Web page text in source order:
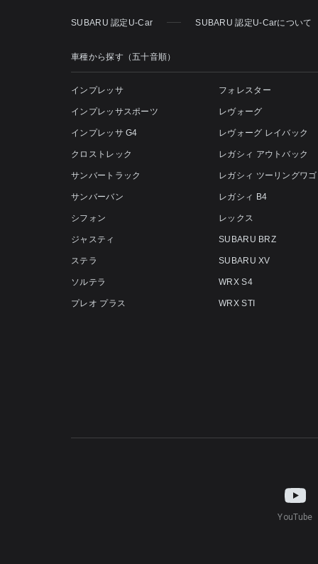
SUBARU 認定U-Car SUBARU 認定U-Carについて
車種から探す（五十音順）
インプレッサ
インプレッサスポーツ
インプレッサ G4
クロストレック
サンバートラック
サンバーバン
シフォン
ジャスティ
ステラ
ソルテラ
プレオ プラス
フォレスター
レヴォーグ
レヴォーグ レイバック
レガシィ アウトバック
レガシィ ツーリングワ
レガシィ B4
レックス
SUBARU BRZ
SUBARU XV
WRX S4
WRX STI
YouTube